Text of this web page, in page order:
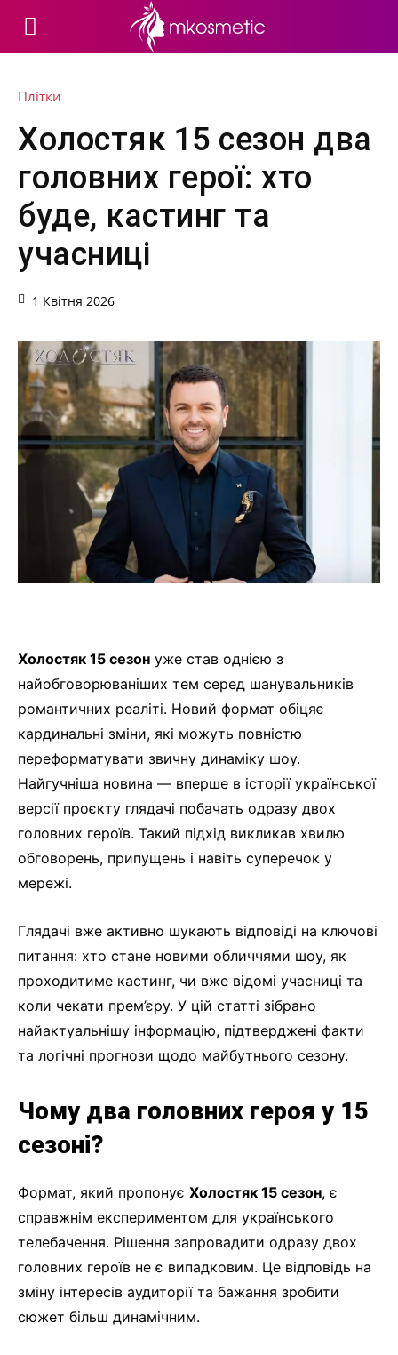
Плітки
Холостяк 15 сезон два
головних герої: хто
буде, кастинг та
учасниці
1 Квітня 2026
Холостяк 15 сезон уже став однією з
найобговорюваніших тем серед шанувальників
романтичних реаліті. Новий формат обіцяє
кардинальні зміни, які можуть повністю
переформатувати звичну динаміку шоу.
Найгучніша новина — вперше в історії української
версії проєкту глядачі побачать одразу двох
головних героїв. Такий підхід викликав хвилю
обговорень, припущень і навіть суперечок у
мережі.
Глядачі вже активно шукають відповіді на ключові
питання: хто стане новими обличчями шоу, як
проходитиме кастинг, чи вже відомі учасниці та
коли чекати прем’єру. У цій статті зібрано
найактуальнішу інформацію, підтверджені факти
та логічні прогнози щодо майбутнього сезону.
Чому два головних героя у 15
сезоні?
Формат, який пропонує Холостяк 15 сезон, є
справжнім експериментом для українського
телебачення. Рішення запровадити одразу двох
головних героїв не є випадковим. Це відповідь на
зміну інтересів аудиторії та бажання зробити
сюжет більш динамічним.